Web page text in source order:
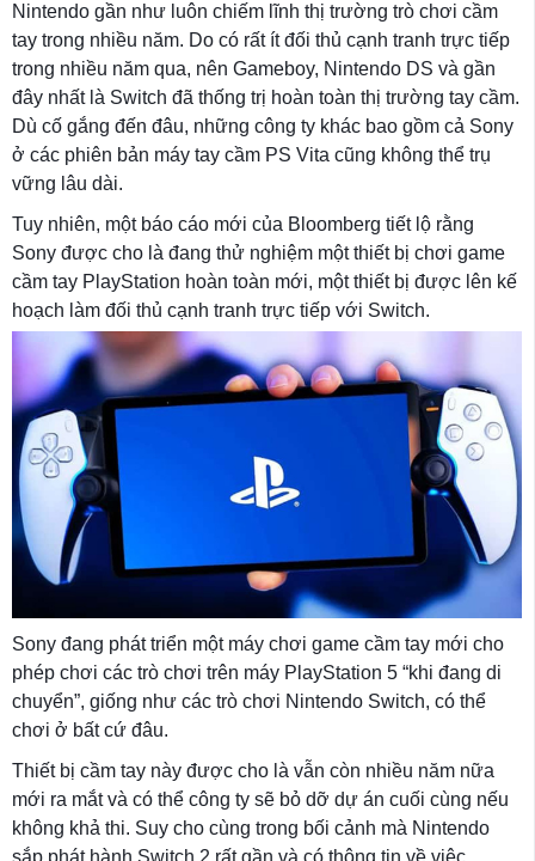
Nintendo gần như luôn chiếm lĩnh thị trường trò chơi cầm
tay trong nhiều năm. Do có rất ít đối thủ cạnh tranh trực tiếp
trong nhiều năm qua, nên Gameboy, Nintendo DS và gần
đây nhất là Switch đã thống trị hoàn toàn thị trường tay cầm.
Dù cố gắng đến đâu, những công ty khác bao gồm cả Sony
ở các phiên bản máy tay cầm PS Vita cũng không thể trụ
vững lâu dài.
Tuy nhiên, một báo cáo mới của Bloomberg tiết lộ rằng
Sony được cho là đang thử nghiệm một thiết bị chơi game
cầm tay PlayStation hoàn toàn mới, một thiết bị được lên kế
hoạch làm đối thủ cạnh tranh trực tiếp với Switch.
Sony đang phát triển một máy chơi game cầm tay mới cho
phép chơi các trò chơi trên máy PlayStation 5 “khi đang di
chuyển”, giống như các trò chơi Nintendo Switch, có thể
chơi ở bất cứ đâu.
Thiết bị cầm tay này được cho là vẫn còn nhiều năm nữa
mới ra mắt và có thể công ty sẽ bỏ dỡ dự án cuối cùng nếu
không khả thi. Suy cho cùng trong bối cảnh mà Nintendo